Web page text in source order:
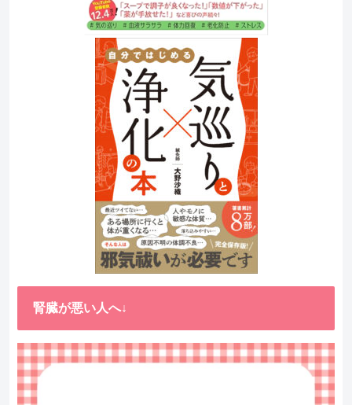
腎臓が悪い人へ↓